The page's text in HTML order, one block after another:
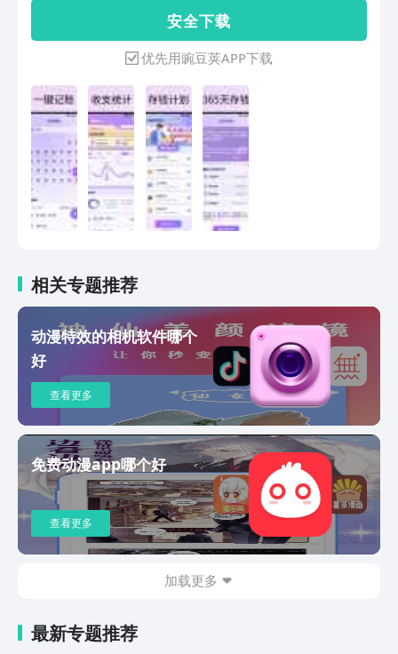
入，还可切换月份回溯历史账单，让每一
笔资金流向一目了然。 图表统计分析：
通过折线图、饼图等可视化方式，呈现本
周、本月、本年的收支趋势与支出结构，
并展示本月剩余资金，帮你直观把握财务
状况。 多元存钱计划：提供 365 天存
钱、52 周存钱、12 月存钱、定额存钱、
自由存钱等多种存钱模式，支持自定义计
划名称、日期、金额，助力你轻松开启智
能攒钱之旅。 从日常收支记录到财务数
据可视化，再到个性化存钱规划，全方位
满足你对个人财务的管理需求，让每一分
安 全 下 载
优先用豌豆荚APP下载
相关专题推荐
动漫特效的相机软件哪个
好
查看更多
免费动漫app哪个好
查看更多
加载更多
最新专题推荐